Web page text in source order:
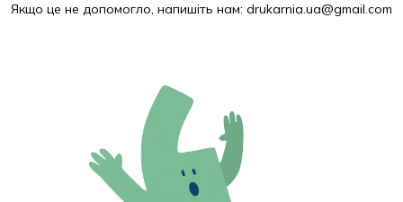
Якщо це не допомогло, напишіть нам: drukarnia.ua@gmail.com